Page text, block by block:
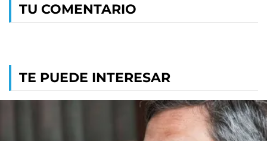
TU COMENTARIO
TE PUEDE INTERESAR